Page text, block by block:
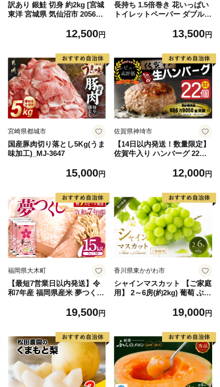
訳あり 銀鮭 切身 約2kg [宮城
東洋 宮城県 気仙沼市 205649
格外 不揃い さけ サケ 鮭切身
切り身 魚 わけあり
12,500円
長持ち 1.5倍巻き 花いっぱい
トイレットペーパー ダブル 4
プリント ハーブ 香り付き 日
品 備蓄 送料無料 北海道 倶知
安町 日用品
13,500円
宮崎県都城市
国産豚肉切り落とし5Kg(うま
味加工)_MJ-3647
15,000円
佐賀県神埼市
【14日以内発送！数量限定】
佐賀牛入り ハンバーグ 22個
毛和牛 ブランド牛 九州 ハン
(H083106)
12,000円
福岡県大木町
【最短7営業日以内発送】令
和7年産 福岡県産米 夢つくし
19,500円
香川県東かがわ市
シャインマスカット 【ご家庭
用】 2～6房(約2kg) 葡萄 ぶど
もの 果実 旬の果物 旬のフル
19,000円